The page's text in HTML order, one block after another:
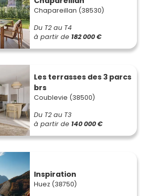
Chapareillan (38530)
Du T2 au T4
à partir de 182 000 €
Les terrasses des 3 parcs
brs
Coublevie (38500)
Du T2 au T3
à partir de 140 000 €
Inspiration
Huez (38750)